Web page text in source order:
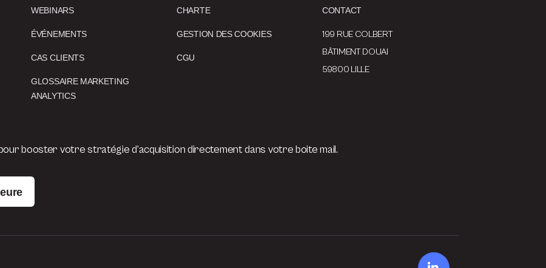
WEBINARS
ÉVÉNEMENTS
CAS CLIENTS
GLOSSAIRE MARKETING
ANALYTICS
CHARTE
GESTION DES COOKIES
CGU
CONTACT
199 RUE COLBERT
BÂTIMENT DOUAI
59800 LILLE
booster votre stratégie d’acquisition directement dans votre boite mail.